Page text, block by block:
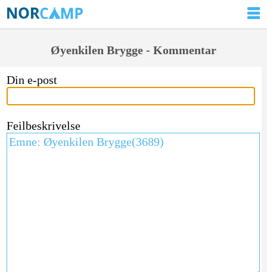
Øyenkilen Brygge - Kommentar
Din e-post
Feilbeskrivelse